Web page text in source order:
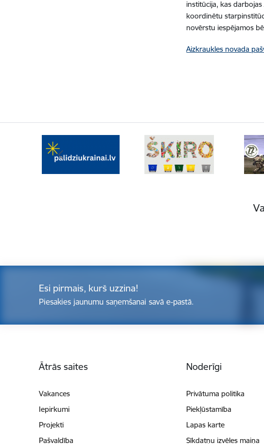
institūcija, kas
koordinētu
novērstu iespējamos
Aizkraukles novada
Esi pirmais, kurš uzzina!
Piesakies jaunumu saņemšanai savā e-pastā.
Ātrās saites
Vakances
Iepirkumi
Projekti
Pašvaldība
Noderīgi
Privātuma politika
Piekļūstamība
Lapas karte
Sīkdatņu izvēles maiņa